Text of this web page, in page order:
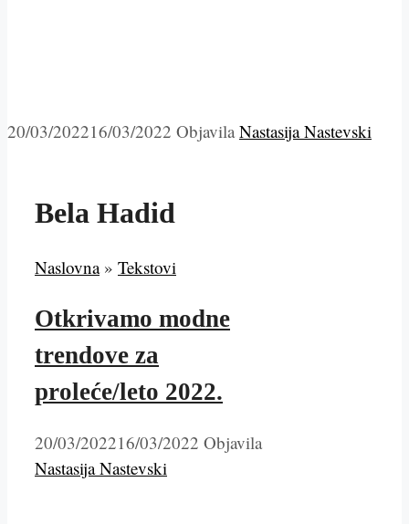
20/03/202216/03/2022 Objavila Nastasija Nastevski
Bela Hadid
Naslovna» Tekstovi
Otkrivamo modne
trendove za
proleće/leto 2022.
20/03/202216/03/2022 Objavila
Nastasija Nastevski